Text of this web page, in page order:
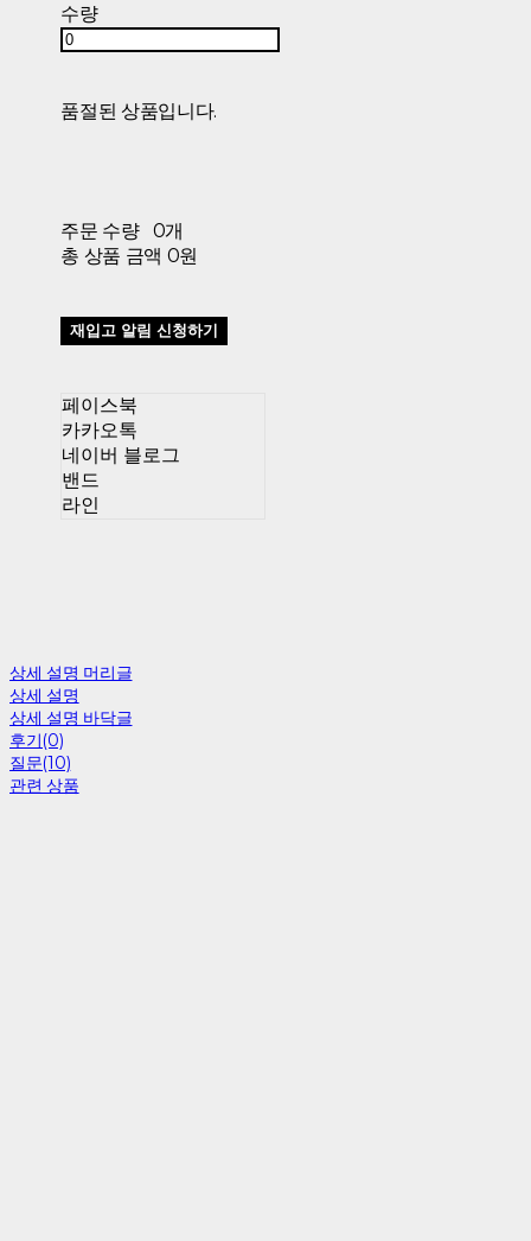
수량
품절된 상품입니다.
주문 수량
0개
총 상품 금액 0원
재입고 알림 신청하기
페이스북
카카오톡
네이버 블로그
밴드
라인
상세 설명 머리글
상세 설명
상세 설명 바닥글
후기(0)
질문(10)
관련 상품